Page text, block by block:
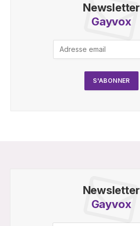
Newsletter
Gayvox
Newsletter
Gayvox